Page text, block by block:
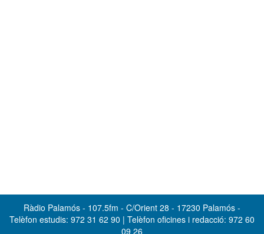
Ràdio Palamós - 107.5fm - C/Orient 28 - 17230 Palamós -
Telèfon estudis: 972 31 62 90 | Telèfon oficines i redacció: 972 60
09 26